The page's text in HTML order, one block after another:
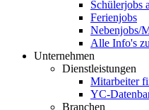
Schülerjobs
Ferienjobs
Nebenjobs/
Alle Info's
Unternehmen
Dienstleistungen
Mitarbeiter
YC-
Branchen